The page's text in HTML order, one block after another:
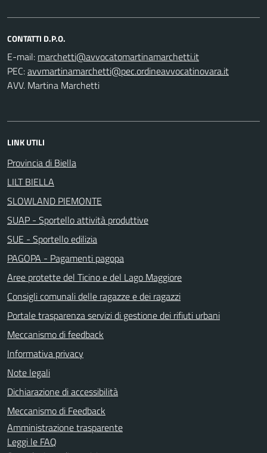
CONTATTI D.P.O.
E-mail:
PEC:
AVV. Martina Marchetti
LINK UTILI
Provincia di Biella
LILT BIELLA
SLOWLAND PIEMONTE
SUAP - Sportello attività produttive
SUE - Sportello edilizia
PAGOPA - Pagamenti pagopa
Aree protette del Ticino e del Lago Maggiore
Consigli comunali delle ragazze e dei ragazzi
Portale trasparenza servizi di gestione dei rifiuti urbani
Meccanismo di feedback
Informativa privacy
Note legali
Dichiarazione di accessibilità
Meccanismo di Feedback
Amministrazione trasparente
Leggi le FAQ